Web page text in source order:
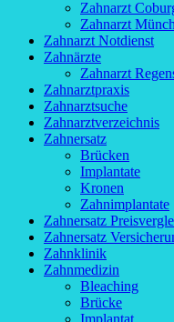
Zahnarzt
Zahnarzt
Zahnarzt Notdienst
Zahnärzte
Zahnarzt
Zahnarztpraxis
Zahnarztsuche
Zahnarztverzeichnis
Zahnersatz
Brücken
Implantate
Kronen
Zahnimplantate
Zahnersatz
Zahnersatz
Zahnklinik
Zahnmedizin
Bleaching
Brücke